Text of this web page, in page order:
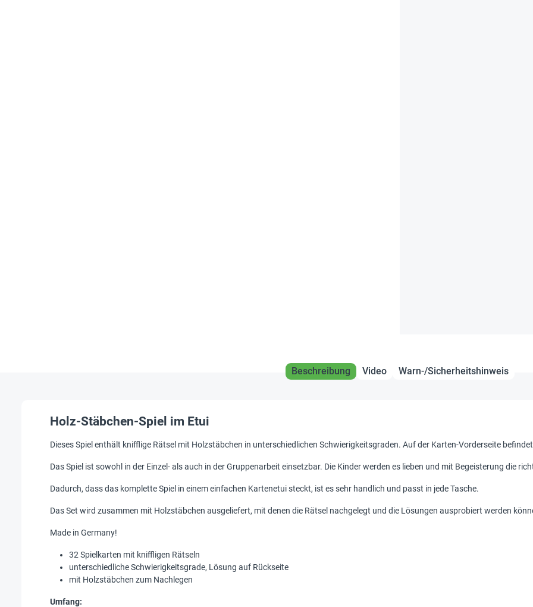
Beschreibung Video Warn-/Sicherheitshinweis
Holz-Stäbchen-Spiel im Etui
Dieses Spiel enthält knifflige Rätsel mit Holzstäbchen in unterschiedlichen Schwierigkeitsgraden. Auf der Karten-Vorderseite
Das Spiel ist sowohl in der Einzel- als auch in der Gruppenarbeit einsetzbar. Die Kinder werden es lieben und mit Begeisterung die
Dadurch, dass das komplette Spiel in einem einfachen Kartenetui steckt, ist es sehr handlich und passt in jede Tasche.
Das Set wird zusammen mit Holzstäbchen ausgeliefert, mit denen die Rätsel nachgelegt und die Lösungen ausprobiert werden
Made in Germany!
32 Spielkarten mit kniffligen Rätseln
unterschiedliche Schwierigkeitsgrade, Lösung auf Rückseite
mit Holzstäbchen zum Nachlegen
Umfang: